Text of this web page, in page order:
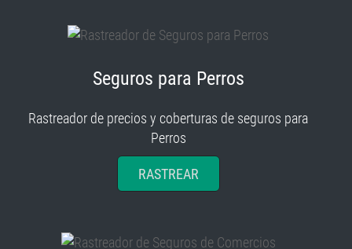
Seguros para Perros
Rastreador de precios y coberturas de seguros para
Perros
RASTREAR